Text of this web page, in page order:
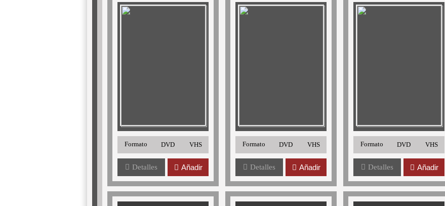
Formato DVD VHS
Detalles Añadir
Formato DVD VHS
Detalles Añadir
Formato DVD VHS
Detalles Añadir